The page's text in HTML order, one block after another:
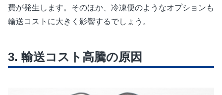
費が発生します。そのほか、冷凍便のようなオプションも
輸送コストに大きく影響するでしょう。
輸送コスト高騰の原因